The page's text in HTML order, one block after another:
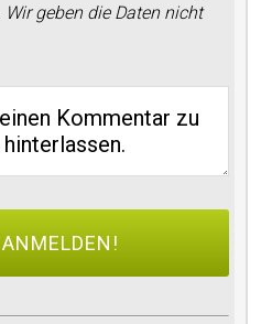
geben die Daten nicht